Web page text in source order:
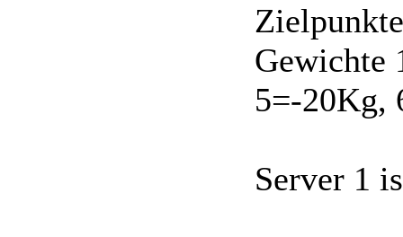
Gewichte
5=-20Kg,
Server 1